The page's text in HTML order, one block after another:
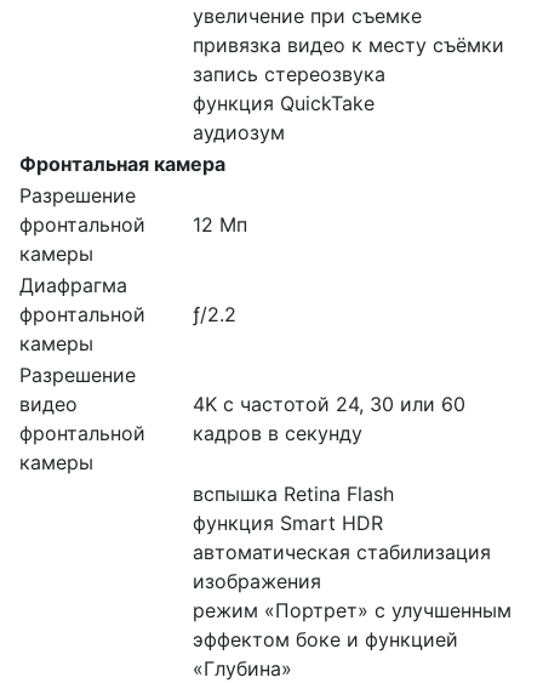
увеличение при съемке
привязка видео к месту съёмки
запись стереозвука
функция QuickTake
аудиозум
Фронтальная камера
Разрешение
фронтальной
камеры
12 Мп
Диафрагма
фронтальной
камеры
ƒ/2.2
Разрешение
видео
фронтальной
камеры
4K с частотой 24, 30 или 60
кадров в секунду
вспышка Retina Flash
функция Smart HDR
автоматическая стабилизация
изображения
режим «Портрет» с улучшенным
эффектом боке и функцией
«Глубина»